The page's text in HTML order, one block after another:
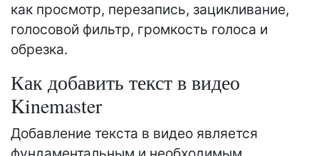
как просмотр, перезапись, зацикливание,
голосовой фильтр, громкость голоса и
обрезка.
Как добавить текст в видео
Kinemaster
Добавление текста в видео является